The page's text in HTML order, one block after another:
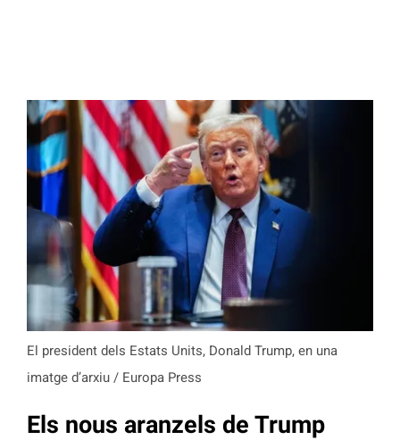
El president dels Estats Units, Donald Trump, en una
imatge d’arxiu / Europa Press
Els nous aranzels de Trump